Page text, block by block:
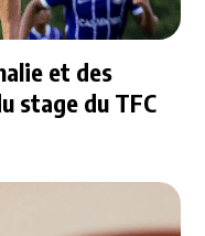
et des
stage du TFC